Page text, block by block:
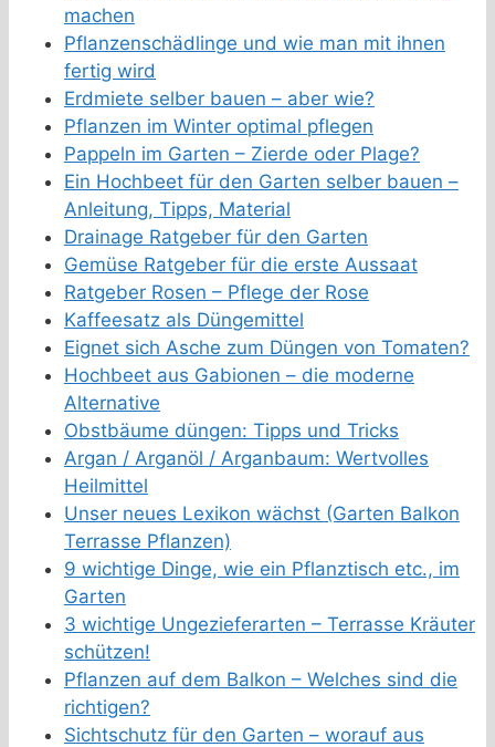
machen
Pflanzenschädlinge und wie man mit ihnen
fertig wird
Erdmiete selber bauen – aber wie?
Pflanzen im Winter optimal pflegen
Pappeln im Garten – Zierde oder Plage?
Ein Hochbeet für den Garten selber bauen –
Anleitung, Tipps, Material
Drainage Ratgeber für den Garten
Gemüse Ratgeber für die erste Aussaat
Ratgeber Rosen – Pflege der Rose
Kaffeesatz als Düngemittel
Eignet sich Asche zum Düngen von Tomaten?
Hochbeet aus Gabionen – die moderne
Alternative
Obstbäume düngen: Tipps und Tricks
Argan / Arganöl / Arganbaum: Wertvolles
Heilmittel
Unser neues Lexikon wächst (Garten Balkon
Terrasse Pflanzen)
9 wichtige Dinge, wie ein Pflanztisch etc., im
Garten
3 wichtige Ungezieferarten – Terrasse Kräuter
schützen!
Pflanzen auf dem Balkon – Welches sind die
richtigen?
Sichtschutz für den Garten – worauf aus